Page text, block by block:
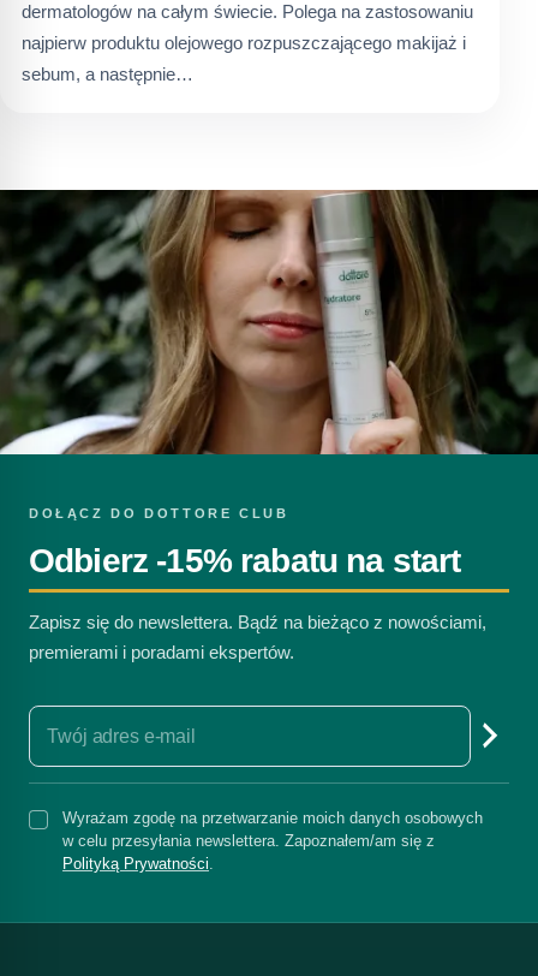
dermatologów na całym świecie. Polega na zastosowaniu
najpierw produktu olejowego rozpuszczającego makijaż i
sebum, a następnie…
DOŁĄCZ DO DOTTORE CLUB
Odbierz -15% rabatu na start
Zapisz się do newslettera. Bądź na bieżąco z nowościami,
premierami i poradami ekspertów.
Wyrażam zgodę na przetwarzanie moich danych osobowych
w celu przesyłania newslettera. Zapoznałem/am się z
Polityką Prywatności